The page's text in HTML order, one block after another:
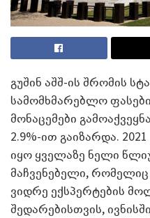
გუშინ აშშ-ის შრომის
სამომხმარებლო
მონაცემები
2.9%-ით გაიზარდა.
იყო ყველაზე ნელი
მაჩვენებელი,
ვიდრე ექსპერტების
შედარებისთვის,